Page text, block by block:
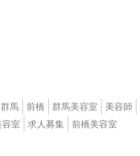
群馬 前橋 群馬美容室 美容師
容室 求人募集 前橋美容室